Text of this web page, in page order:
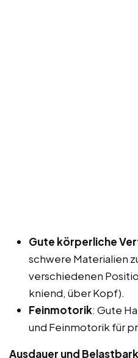
Gute körperliche
schwere Materialien
verschiedenen
kniend, über Kopf).
Feinmotorik: Gute
und Feinmotorik für
Ausdauer und